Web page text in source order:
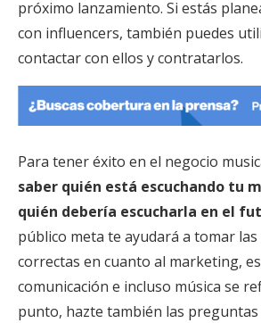
próximo lanzamiento. Si estás
con influencers, también puedes
contactar con ellos y contratarlos.
Para tener éxito en el negocio
saber quién está escuchando tu
quién debería escucharla en el
público meta te ayudará a tomar las
correctas en cuanto al marketing,
comunicación e incluso música se
punto, hazte también las preguntas